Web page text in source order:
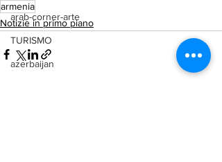
arab-corner-arte
TURISMO
azerbaijan
armenia
Notizie in primo piano